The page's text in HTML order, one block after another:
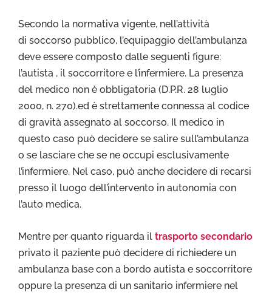
Secondo la normativa vigente, nell’attività
di soccorso pubblico, l’equipaggio dell’ambulanza
deve essere composto dalle seguenti figure:
l’autista , il soccorritore e l’infermiere. La presenza
del medico non è obbligatoria (D.P.R. 28 luglio
2000, n. 270).ed è strettamente connessa al codice
di gravità assegnato al soccorso. Il medico in
questo caso può decidere se salire sull’ambulanza
o se lasciare che se ne occupi esclusivamente
l’infermiere. Nel caso, può anche decidere di recarsi
presso il luogo dell’intervento in autonomia con
l’auto medica.
Mentre per quanto riguarda il trasporto secondario
privato il paziente può decidere di richiedere un
ambulanza base con a bordo autista e soccorritore
oppure la presenza di un sanitario infermiere nel